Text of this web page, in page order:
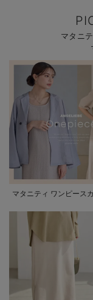
マタニ
マタニティ ワンピース